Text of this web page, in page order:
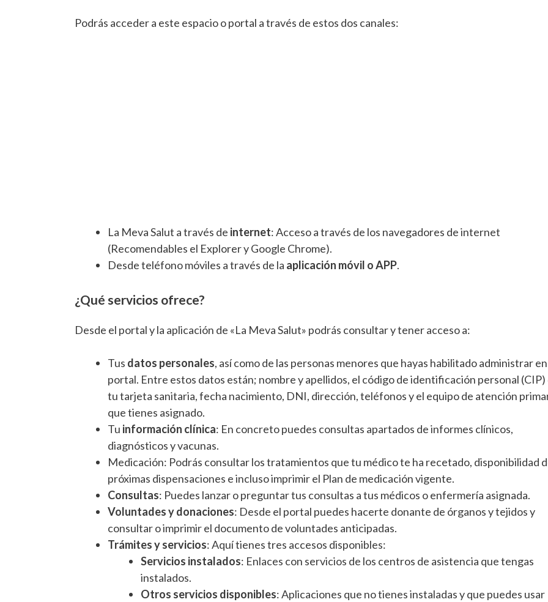
Podrás acceder a este espacio o portal a través de estos dos canales:
La Meva Salut a través de internet: Acceso a través de los navegadores de internet
(Recomendables el Explorer y Google Chrome).
Desde teléfono móviles a través de la aplicación móvil o APP.
¿Qué servicios ofrece?
Desde el portal y la aplicación de «La Meva Salut» podrás consultar y tener acceso a:
Tus datos personales, así como de las personas menores que hayas habilitado administrar
portal. Entre estos datos están; nombre y apellidos, el código de identificación personal (CIP)
tu tarjeta sanitaria, fecha nacimiento, DNI, dirección, teléfonos y el equipo de atención
que tienes asignado.
Tu información clínica: En concreto puedes consultas apartados de informes clínicos,
diagnósticos y vacunas.
Medicación: Podrás consultar los tratamientos que tu médico te ha recetado, disponibilidad
próximas dispensaciones e incluso imprimir el Plan de medicación vigente.
Consultas: Puedes lanzar o preguntar tus consultas a tus médicos o enfermería asignada.
Voluntades y donaciones: Desde el portal puedes hacerte donante de órganos y tejidos y
consultar o imprimir el documento de voluntades anticipadas.
Trámites y servicios: Aquí tienes tres accesos disponibles:
Servicios instalados: Enlaces con servicios de los centros de asistencia que tengas
instalados.
Otros servicios disponibles: Aplicaciones que no tienes instaladas y que puedes usar